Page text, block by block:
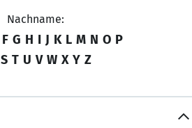
Nachname:
F G H I J K L M N O P
S T U V W X Y Z